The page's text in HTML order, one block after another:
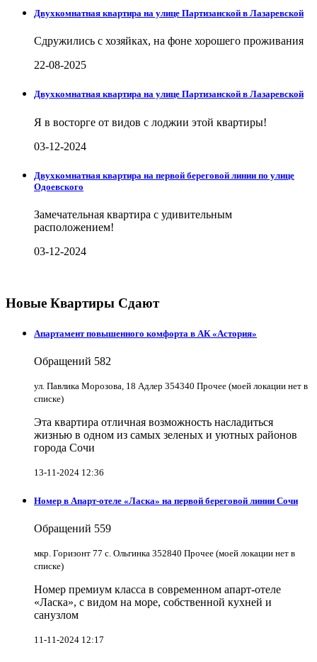
Двухкомнатная квартира на улице Партизанской в Лазаревской
Сдружились с хозяйках, на фоне хорошего проживания
22-08-2025
Двухкомнатная квартира на улице Партизанской в Лазаревской
Я в восторге от видов с лоджии этой квартиры!
03-12-2024
Двухкомнатная квартира на первой береговой линии по улице
Одоевского
Замечательная квартира с удивительным
расположением!
03-12-2024
Новые Квартиры Сдают
Апартамент повышенного комфорта в АК «Астория»
Обращений 582
ул. Павлика Морозова, 18 Адлер 354340 Прочее (моей локации нет в
списке)
Эта квартира отличная возможность насладиться
жизнью в одном из самых зеленых и уютных районов
города Сочи
13-11-2024 12:36
Номер в Апарт-отеле «Ласка» на первой береговой линии Сочи
Обращений 559
мкр. Горизонт 77 с. Ольгинка 352840 Прочее (моей локации нет в
списке)
Номер премиум класса в современном апарт-отеле
«Ласка», с видом на море, собственной кухней и
санузлом
11-11-2024 12:17